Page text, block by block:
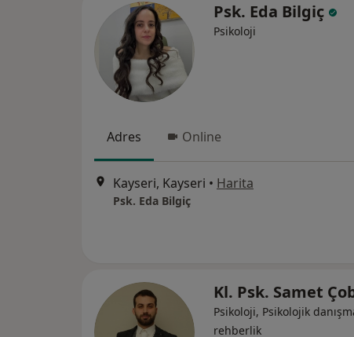
Psk. Eda Bilgiç
Psikoloji
Adres Online
Kayseri, Kayseri • Harita
Psk. Eda Bilgiç
Kl. Psk. Samet
Psikoloji, Psikolojik
rehberlik